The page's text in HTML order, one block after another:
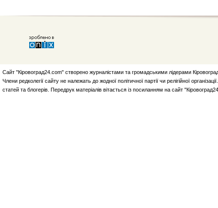
Сайт "Кіровоград24.com" створено журналістами та громадськими лідерами
Члени редколегії сайту не належать до жодної політичної партії чи релігійної
статей та блогерів. Передрук матеріалів вітається із посиланням на сайт